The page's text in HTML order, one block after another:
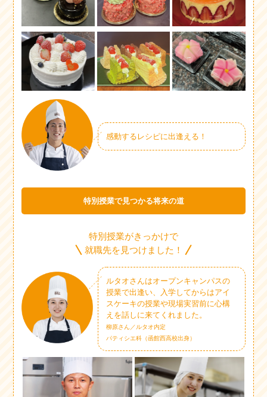
感動するレシピに出逢える！
特別授業で見つかる将来の道
特別授業がきっかけで
就職先を見つけました！
ルタオさんはオープンキャンパスの
授業で出逢い、入学してからはアイ
スケーキの授業や現場実習前に心構
えを話しに来てくれました。
柳原さん／ルタオ内定
パティシエ科（函館西高校出身）